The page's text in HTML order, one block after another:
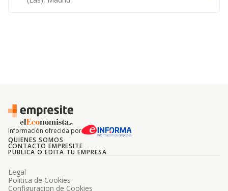
Información ofrecida por
QUIENES SOMOS
CONTACTO EMPRESITE
PUBLICA O EDITA TU EMPRESA
Legal
Politica de Cookies
Configuracion de Cookies